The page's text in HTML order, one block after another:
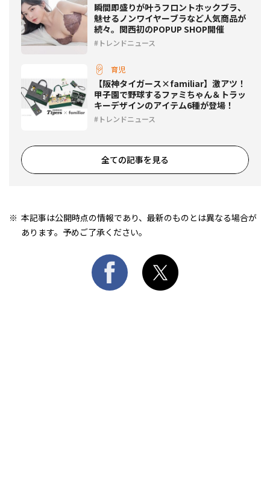
瞬間即盛りが叶うフロントホックブラ、
魅せるノンワイヤーブラなど人気商品が
続々。関西初のPOPUP SHOP開催
トレンドニュース
育児
【阪神タイガース×familiar】激アツ！
甲子園で野球するファミちゃん＆トラッ
キーデザインのアイテム6種が登場！
トレンドニュース
全ての記事を見る
本記事は公開時点の情報であり、最新のものとは異なる場合が
あります。予めご了承ください。